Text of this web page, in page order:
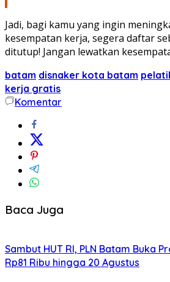
Jadi, bagi kamu yang ingin
kesempatan kerja, segera daftar
ditutup! Jangan lewatkan
batam disnaker kota batam
kerja gratis
Komentar
Baca Juga
Sambut HUT RI, PLN Batam Buka
Rp81 Ribu hingga 20 Agustus